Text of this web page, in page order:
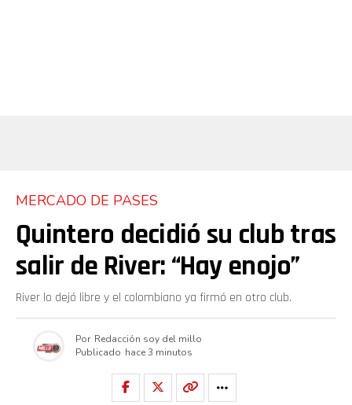
MERCADO DE PASES
Quintero decidió su club tras
salir de River: “Hay enojo”
River lo dejó libre y el colombiano ya firmó en otro club.
Por Redacción soy del millo
Publicado hace 3 minutos